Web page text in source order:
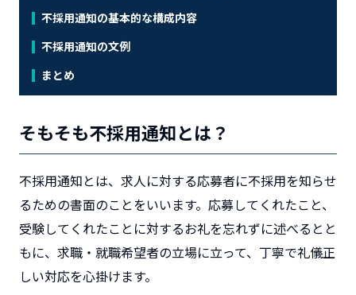
不採用通知の基本的な構成内容
不採用通知の文例
まとめ
そもそも不採用通知とは？
不採用通知とは、求人に対する応募者に不採用を知らせ
るための書面のことをいいます。 応募してくれたこと、
受験してくれたことに対するお礼を忘れずに述べるとと
もに、求職・就職希望者の立場に立って、丁寧で礼儀正
しい対応を心掛けます。